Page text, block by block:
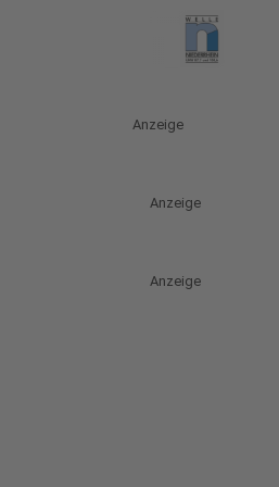
Anzeige
Anzeige
Anzeige